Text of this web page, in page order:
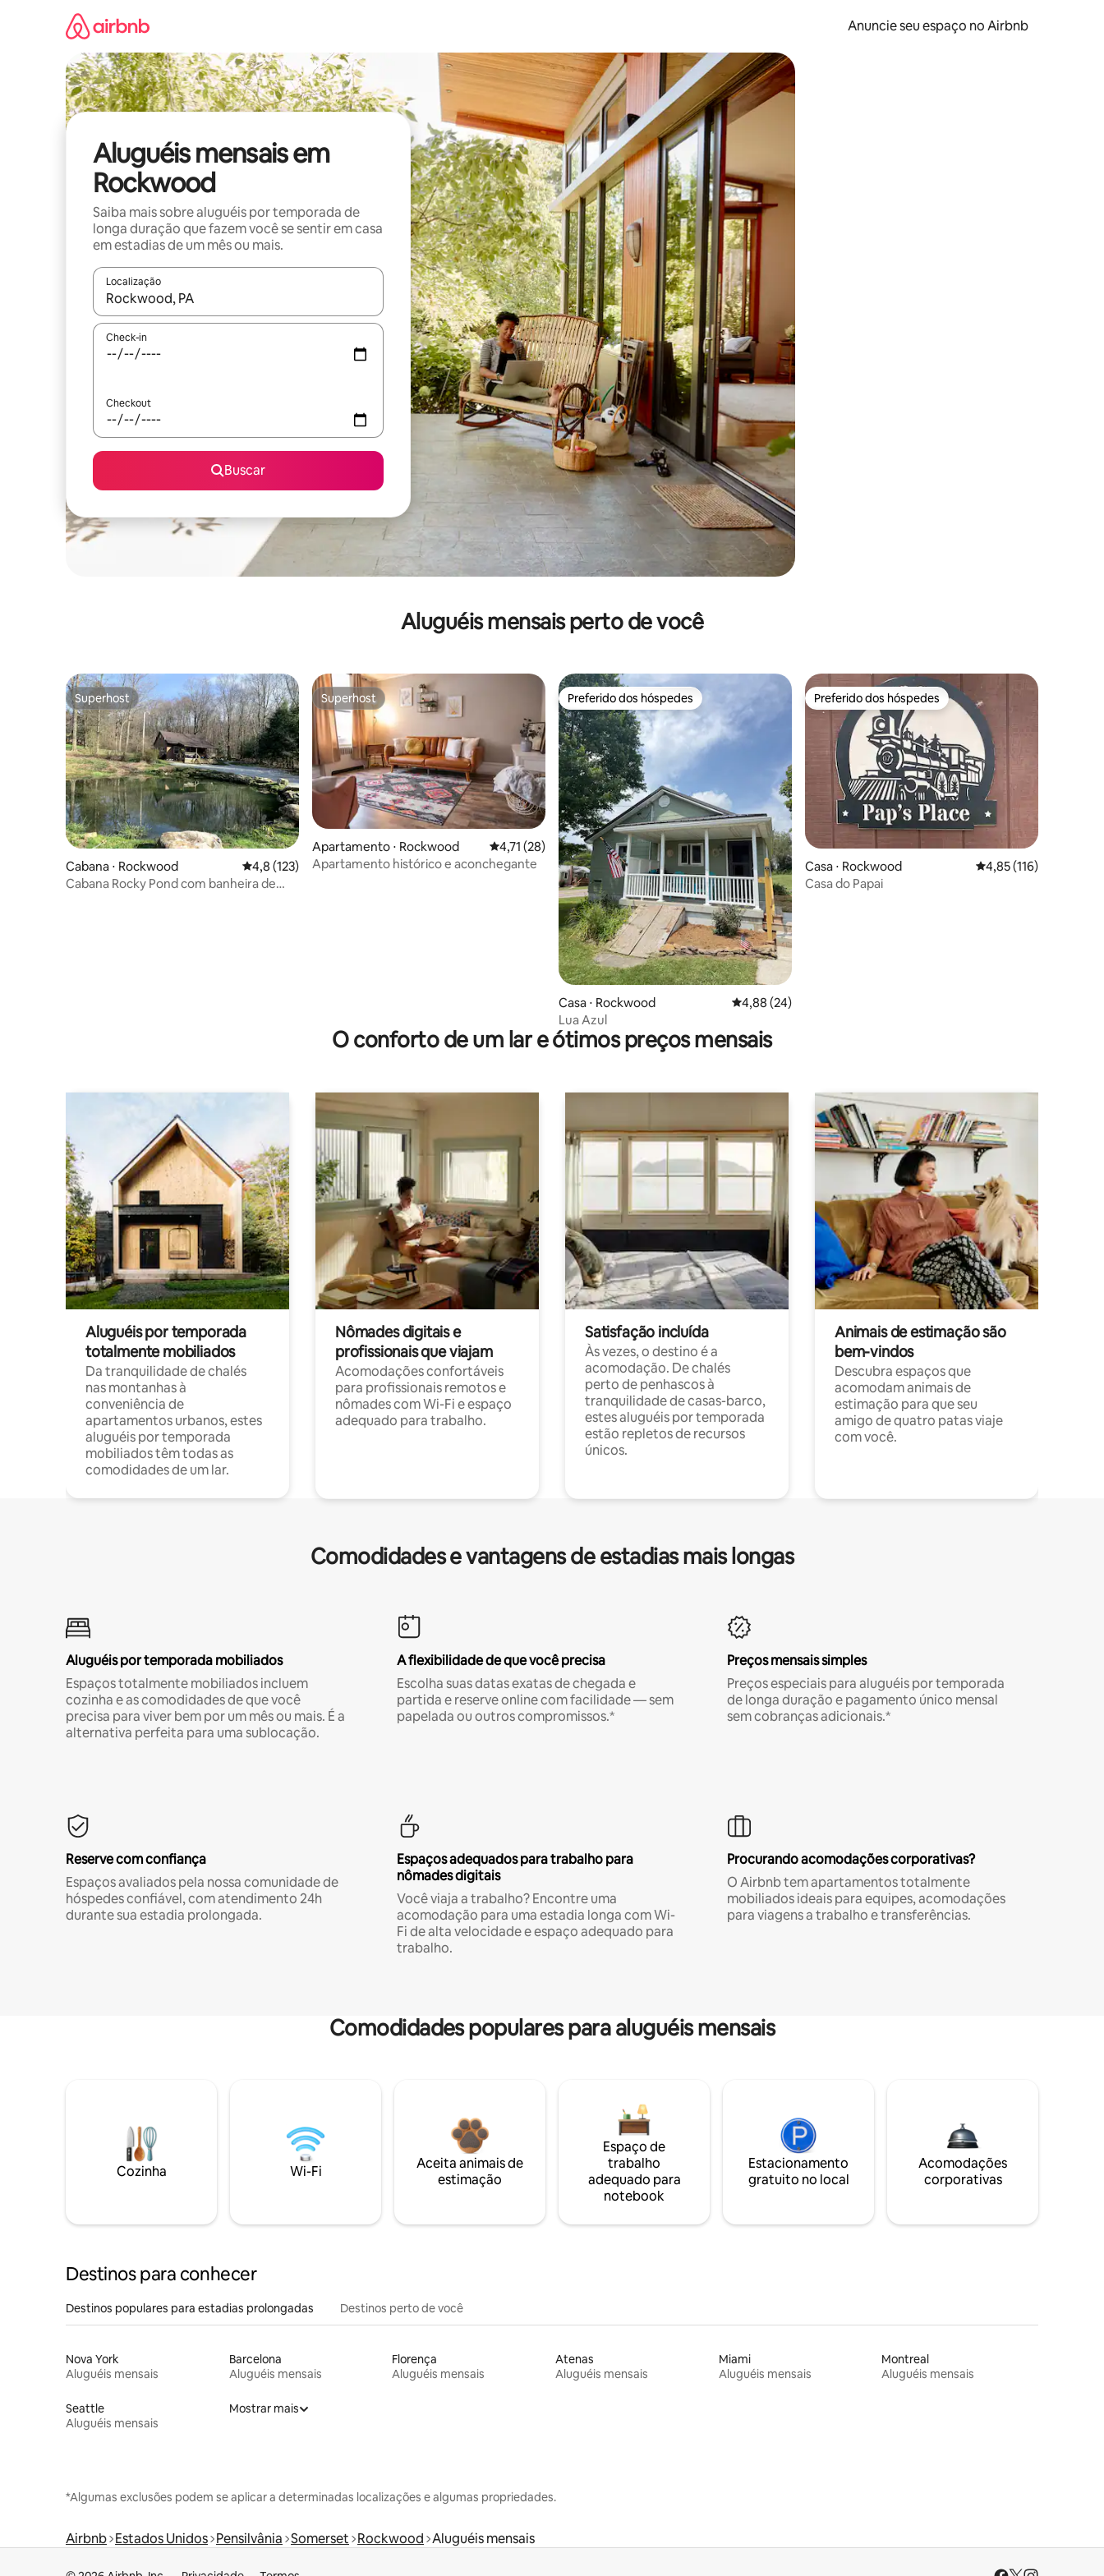
Anuncie seu espaço no Airbnb
Aluguéis mensais em
Rockwood
Saiba mais sobre aluguéis por temporada de
longa duração que fazem você se sentir em casa
em estadias de um mês ou mais.
Localização
Quando os resultados estiverem disponíveis, explore-os usando as seta para cima e para baixo do teclado ou tocando e deslizando o dedo na tela.
Check-in
Checkout
Buscar
Aluguéis mensais perto de você
Superhost
Superhost
Cabana ⋅ Rockwood 4,8 de uma avaliação média de 5, 123 avaliações
4,8 (123)
Cabana Rocky Pond com banheira de
Superhost
Superhost
Apartamento ⋅ Rockwood 4,71 de uma avaliação média de 5, 28 avaliações
4,71 (28)
Apartamento histórico e aconchegante
Preferido dos hóspedes
Preferido dos hóspedes
Casa ⋅ Rockwood 4,88 de uma avaliação média de 5, 24 avaliações
4,88 (24)
Lua Azul
Preferido dos hóspedes
Preferido dos hóspedes
Casa ⋅ Rockwood 4,85 de uma avaliação
4,85 (116)
Casa do Papai
O conforto de um lar e ótimos preços mensais
Aluguéis por temporada
totalmente mobiliados
Da tranquilidade de chalés
nas montanhas à
conveniência de
apartamentos urbanos, estes
aluguéis por temporada
mobiliados têm todas as
comodidades de um lar.
Nômades digitais e
profissionais que viajam
Acomodações confortáveis
para profissionais remotos e
nômades com Wi-Fi e espaço
adequado para trabalho.
Satisfação incluída
Às vezes, o destino é a
acomodação. De chalés
perto de penhascos à
tranquilidade de casas-barco,
estes aluguéis por temporada
estão repletos de recursos
únicos.
Animais de estimação são
bem-vindos
Descubra espaços que
acomodam animais de
estimação para que seu
amigo de quatro patas viaje
com você.
Comodidades e vantagens de estadias mais longas
Aluguéis por temporada mobiliados
Espaços totalmente mobiliados incluem
cozinha e as comodidades de que você
precisa para viver bem por um mês ou mais. É a
alternativa perfeita para uma sublocação.
A flexibilidade de que você precisa
Escolha suas datas exatas de chegada e
partida e reserve online com facilidade — sem
papelada ou outros compromissos.*
Preços mensais simples
Preços especiais para aluguéis por temporada
de longa duração e pagamento único mensal
sem cobranças adicionais.*
Reserve com confiança
Espaços avaliados pela nossa comunidade de
hóspedes confiável, com atendimento 24h
durante sua estadia prolongada.
Espaços adequados para trabalho para
nômades digitais
Você viaja a trabalho? Encontre uma
acomodação para uma estadia longa com Wi-
Fi de alta velocidade e espaço adequado para
trabalho.
Procurando acomodações corporativas?
O Airbnb tem apartamentos totalmente
mobiliados ideais para equipes, acomodações
para viagens a trabalho e transferências.
Comodidades populares para aluguéis mensais
Cozinha Wi-Fi
Aceita animais de
estimação
Espaço de
trabalho
adequado para
notebook
Estacionamento
gratuito no local
Acomodações
corporativas
Destinos para conhecer
Destinos populares para estadias prolongadas Destinos perto de você
Nova York
Aluguéis mensais
Barcelona
Aluguéis mensais
Florença
Aluguéis mensais
Atenas
Aluguéis mensais
Miami
Aluguéis mensais
Montreal
Aluguéis mensais
Seattle
Aluguéis mensais
Mostrar mais
*Algumas exclusões podem se aplicar a determinadas localizações e algumas propriedades.
Airbnb Estados Unidos Pensilvânia Somerset Rockwood Aluguéis mensais